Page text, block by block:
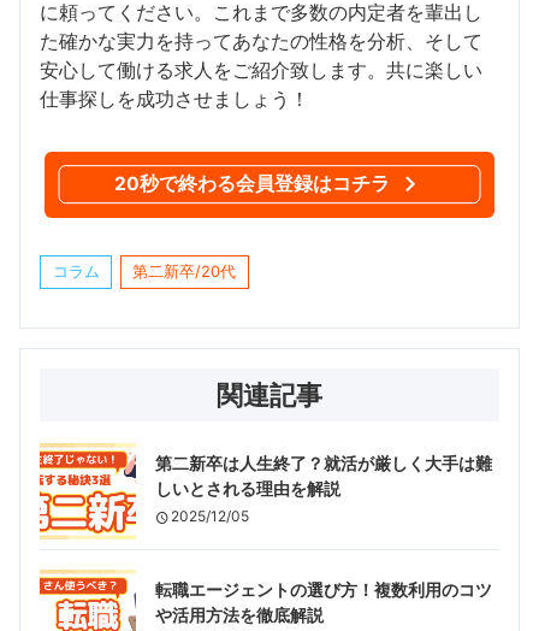
に頼ってください。これまで多数の内定者を輩出し
た確かな実力を持ってあなたの性格を分析、そして
安心して働ける求人をご紹介致します。共に楽しい
仕事探しを成功させましょう！
20秒で終わる会員登録はコチラ
コラム 第二新卒/20代
関連記事
第二新卒は人生終了？就活が厳しく大手は難
しいとされる理由を解説
2025/12/05
転職エージェントの選び方！複数利用のコツ
や活用方法を徹底解説